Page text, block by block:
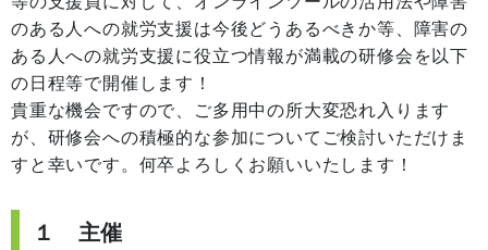
のある人への就労支援は今後どうあるべきか等、障害の
ある人への就労支援に役立つ情報が満載の研修会を以下
の日程等で開催します！
貴重な機会ですので、ご多用中の所大変恐れ入ります
が、研修会への積極的な参加についてご検討いただけま
すと幸いです。何卒よろしくお願いいたします！
１ 主催